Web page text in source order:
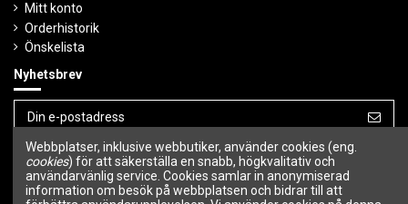
Mitt konto
Orderhistorik
Önskelista
Nyhetsbrev
Du kan avbryta prenumerationen när som
helst.
Följ oss
Webbplatser, inklusive webbutiker, använder cookies (eng.
cookies) för att säkerställa en snabb, högkvalitativ och
användarvänlig service. Cookies samlar in anonymiserad
information om besök på webbplatsen och bidrar till att